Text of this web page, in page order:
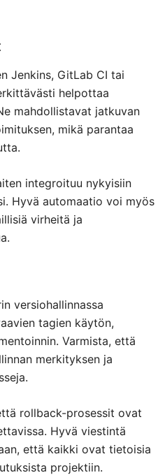
Jenkins, GitLab CI tai
helpottaa
mahdollistavat jatkuvan
mikä parantaa
integroituu nykyisiin
Hyvä automaatio voi myös
virheitä ja
versiohallinnassa
tagien käytön,
Varmista, että
merkityksen ja
rollback-prosessit ovat
Hyvä viestintä
että kaikki ovat tietoisia
projektiin.